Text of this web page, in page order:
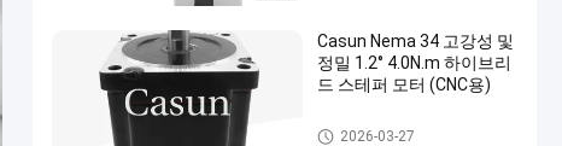
Casun Nema 34 고강성 및
정밀 1.2° 4.0N.m 하이브리
드 스테퍼 모터 (CNC용)
nema 17 스테퍼 모터
2026-03-27